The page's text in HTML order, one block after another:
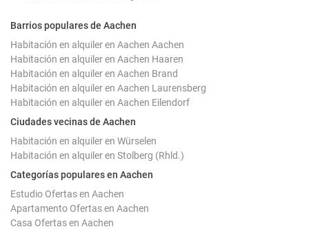
Barrios populares de Aachen
Habitación en alquiler en Aachen Aachen
Habitación en alquiler en Aachen Haaren
Habitación en alquiler en Aachen Brand
Habitación en alquiler en Aachen Laurensberg
Habitación en alquiler en Aachen Eilendorf
Ciudades vecinas de Aachen
Habitación en alquiler en Würselen
Habitación en alquiler en Stolberg (Rhld.)
Categorías populares en Aachen
Estudio Ofertas en Aachen
Apartamento Ofertas en Aachen
Casa Ofertas en Aachen